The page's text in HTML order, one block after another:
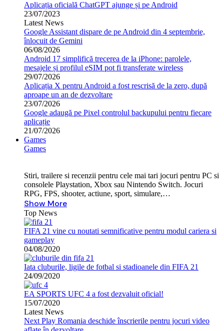
Aplicația oficială ChatGPT ajunge și pe Android
23/07/2023
Latest News
Google Assistant dispare de pe Android din 4 septembrie,
înlocuit de Gemini
06/08/2026
Android 17 simplifică trecerea de la iPhone: parolele,
mesajele și profilul eSIM pot fi transferate wireless
29/07/2026
Aplicația X pentru Android a fost rescrisă de la zero, după
aproape un an de dezvoltare
23/07/2026
Google adaugă pe Pixel controlul backupului pentru fiecare
aplicație
21/07/2026
Games
Games
Stiri, trailere si recenzii pentru cele mai tari jocuri pentru PC si
consolele Playstation, Xbox sau Nintendo Switch. Jocuri
RPG, FPS, shooter, actiune, sport, simulare,…
Show More
Top News
FIFA 21 vine cu noutati semnificative pentru modul cariera si
gameplay
04/08/2020
Iata cluburile, ligile de fotbal si stadioanele din FIFA 21
24/09/2020
EA SPORTS UFC 4 a fost dezvaluit oficial!
15/07/2020
Latest News
Next Play Romania deschide înscrierile pentru jocuri video